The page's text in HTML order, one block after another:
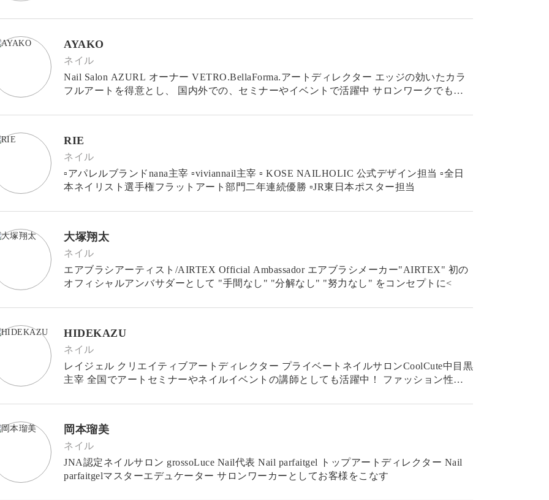
AYAKO
ネイル
Nail Salon AZURL オーナー VETRO.BellaForma.アートディレクター エッジの効いたカラ
フルアートを得意とし、 国内外での、セミナーやイベントで活躍中 サロンワークでもプ
RIE
ネイル
▫︎アパレルブランドnana主宰 ▫︎viviannail主宰 ▫︎ KOSE NAILHOLIC 公式デザイン担当 ▫︎全日
本ネイリスト選手権フラットアート部門二年連続優勝 ▫︎JR東日本ポスター担当
大塚翔太
ネイル
エアブラシアーティスト/AIRTEX Official Ambassador エアブラシメーカー"AIRTEX" 初の
オフィシャルアンバサダーとして "手間なし" "分解なし" "努力なし" をコンセプトに<
HIDEKAZU
ネイル
レイジェル クリエイティブアートディレクター プライベートネイルサロンCoolCute中目黒
主宰 全国でアートセミナーやネイルイベントの講師としても活躍中！ ファッション性の
岡本瑠美
ネイル
JNA認定ネイルサロン grossoLuce Nail代表 Nail parfaitgel トップアートディレクター Nail
parfaitgelマスターエデュケーター サロンワーカーとしてお客様をこなす